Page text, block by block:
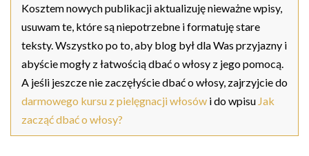
Kosztem nowych publikacji aktualizuję nieważne wpisy,
usuwam te, które są niepotrzebne i formatuję stare
teksty. Wszystko po to, aby blog był dla Was przyjazny i
abyście mogły z łatwością dbać o włosy z jego pomocą.
A jeśli jeszcze nie zaczęłyście dbać o włosy, zajrzyjcie do
darmowego kursu z pielęgnacji włosów i do wpisu Jak
zacząć dbać o włosy?